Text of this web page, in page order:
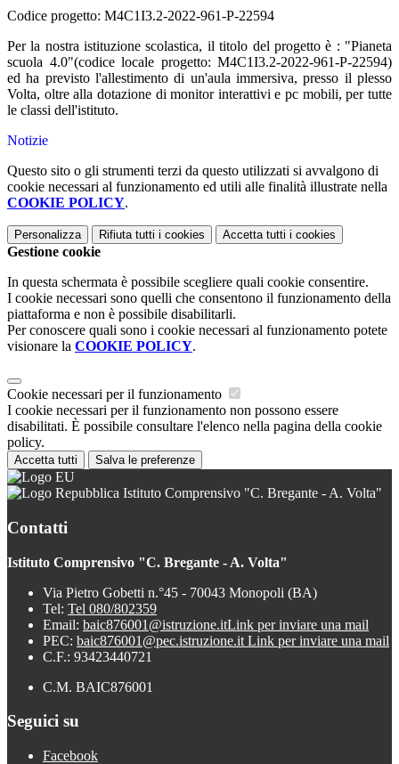
Codice progetto: M4C1I3.2-2022-961-P-22594
Per la nostra istituzione scolastica, il titolo del progetto è : "Pianeta
scuola 4.0"(codice locale progetto: M4C1I3.2-2022-961-P-22594)
ed ha previsto l'allestimento di un'aula immersiva, presso il plesso
Volta, oltre alla dotazione di monitor interattivi e pc mobili, per tutte
le classi dell'istituto.
Notizie
Questo sito o gli strumenti terzi da questo utilizzati si avvalgono di
cookie necessari al funzionamento ed utili alle finalità illustrate nella
COOKIE POLICY.
Personalizza Rifiuta tutti i cookies Accetta tutti i cookies
Gestione cookie
In questa schermata è possibile scegliere quali cookie consentire.
I cookie necessari sono quelli che consentono il funzionamento della
piattaforma e non è possibile disabilitarli.
Per conoscere quali sono i cookie necessari al funzionamento potete
visionare la COOKIE POLICY.
Cookie necessari per il funzionamento
I cookie necessari per il funzionamento non possono essere
disabilitati. È possibile consultare l'elenco nella pagina della cookie
policy.
Accetta tutti Salva le preferenze
Istituto Comprensivo "C. Bregante - A. Volta"
Contatti
Istituto Comprensivo "C. Bregante - A. Volta"
Via Pietro Gobetti n.°45 - 70043 Monopoli (BA)
Tel: Tel 080/802359
Email: baic876001@istruzione.itLink per inviare una mail
PEC: baic876001@pec.istruzione.it Link per inviare una mail
C.F.: 93423440721
C.M. BAIC876001
Seguici su
Facebook